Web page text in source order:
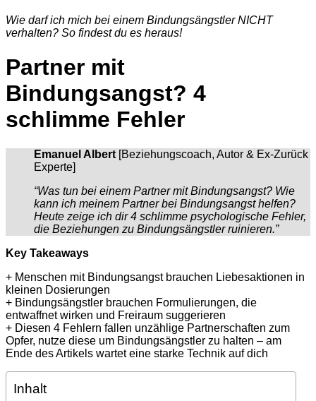
Wie darfich mich bei einem Bindungsängstler NICHT
verhalten? So findestdu es heraus!
Partner mit
Bindungsangst? 4
schlimme Fehler
Emanuel Albert [Beziehungscoach, Autor & Ex-Zurück
Experte]
“Was tun bei einem Partnermit Bindungsangst? Wie
kann ich meinem Partnerbei Bindungsangst helfen?
Heute zeige ich dir4 schlimme psychologische Fehler,
die Beziehungen zu Bindungsängstler ruinieren.”
Key Takeaways
+ Menschen mit Bindungsangst brauchen Liebesaktionen in
kleinen Dosierungen
+ Bindungsängstler brauchen Formulierungen, die
entwaffnet wirken und Freiraum suggerieren
+ Diesen 4 Fehlern fallen unzählige Partnerschaften zum
Opfer, nutze diese um Bindungsängstler zu halten – am
Ende desArtikels wartet eine starke Technik auf dich
Inhalt